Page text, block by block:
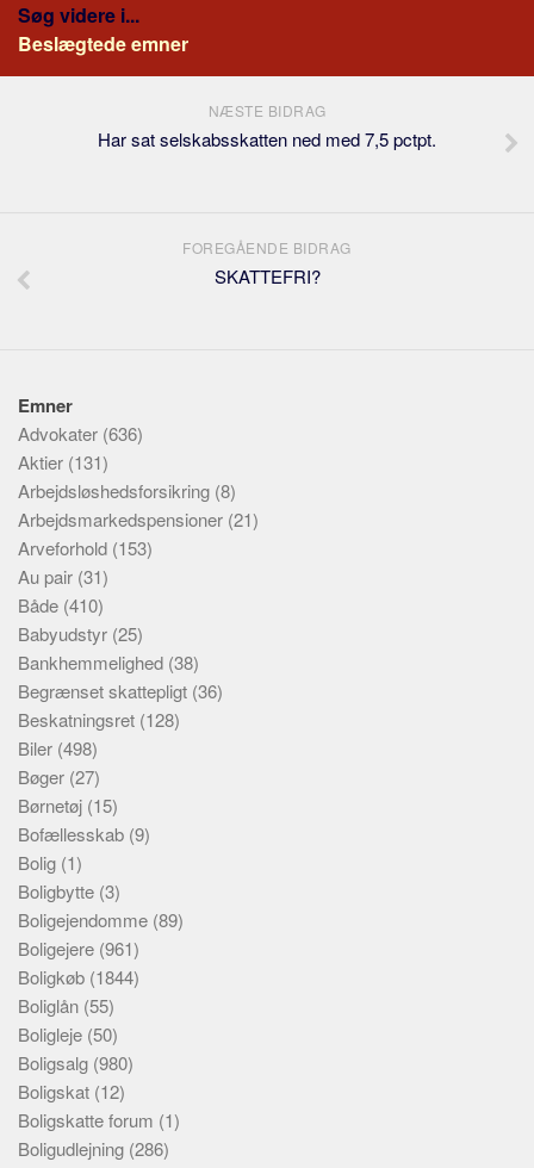
Søg videre i...
Beslægtede emner
NÆSTE BIDRAG
Har sat selskabsskatten ned med 7,5 pctpt.
FOREGÅENDE BIDRAG
SKATTEFRI?
Emner
Advokater (636)
Aktier (131)
Arbejdsløshedsforsikring (8)
Arbejdsmarkedspensioner (21)
Arveforhold (153)
Au pair (31)
Både (410)
Babyudstyr (25)
Bankhemmelighed (38)
Begrænset skattepligt (36)
Beskatningsret (128)
Biler (498)
Bøger (27)
Børnetøj (15)
Bofællesskab (9)
Bolig (1)
Boligbytte (3)
Boligejendomme (89)
Boligejere (961)
Boligkøb (1844)
Boliglån (55)
Boligleje (50)
Boligsalg (980)
Boligskat (12)
Boligskatte forum (1)
Boligudlejning (286)